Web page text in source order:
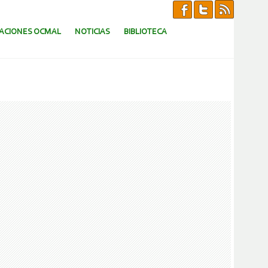
OCMAL NOTICIAS BIBLIOTECA